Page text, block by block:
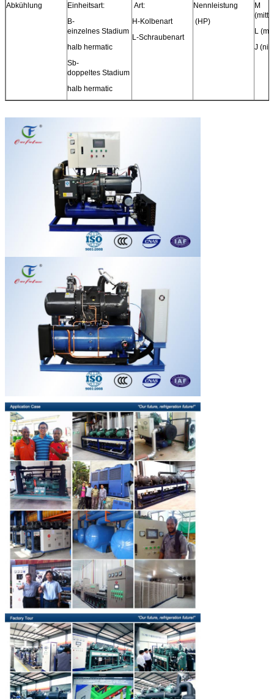
Abkühlung
Einheitsart:
B-
einzelnes Stadium
halb hermatic
Sb-
doppeltes Stadium
halb hermatic
Art:
H-Kolbenart
L-Schraubenart
Nennleistung
(HP)
M
L
J